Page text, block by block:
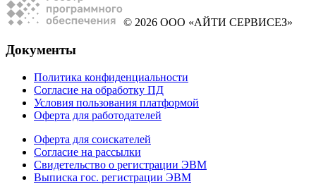
© 2026 ООО «АЙТИ СЕРВИСЕЗ»
Документы
Политика конфиденциальности
Согласие на обработку ПД
Условия пользования платформой
Оферта для работодателей
Оферта для соискателей
Согласие на рассылки
Свидетельство о регистрации ЭВМ
Выписка гос. регистрации ЭВМ